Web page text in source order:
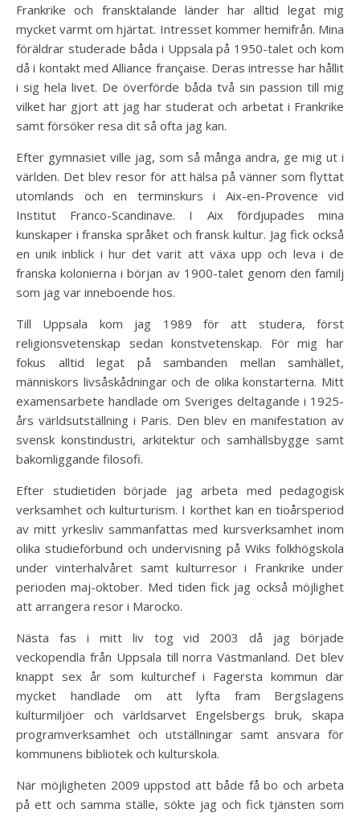
Frankrike och fransktalande länder har alltid legat mig
mycket varmt om hjärtat. Intresset kommer hemifrån. Mina
föräldrar studerade båda i Uppsala på 1950-talet och kom
då i kontakt med Alliance française. Deras intresse har hållit
i sig hela livet. De överförde båda två sin passion till mig
vilket har gjort att jag har studerat och arbetat i Frankrike
samt försöker resa dit så ofta jag kan.
Efter gymnasiet ville jag, som så många andra, ge mig ut i
världen. Det blev resor för att hälsa på vänner som flyttat
utomlands och en terminskurs i Aix-en-Provence vid
Institut Franco-Scandinave. I Aix fördjupades mina
kunskaper i franska språket och fransk kultur. Jag fick också
en unik inblick i hur det varit att växa upp och leva i de
franska kolonierna i början av 1900-talet genom den familj
som jag var inneboende hos.
Till Uppsala kom jag 1989 för att studera, först
religionsvetenskap sedan konstvetenskap. För mig har
fokus alltid legat på sambanden mellan samhället,
människors livsåskådningar och de olika konstarterna. Mitt
examensarbete handlade om Sveriges deltagande i 1925-
års världsutställning i Paris. Den blev en manifestation av
svensk konstindustri, arkitektur och samhällsbygge samt
bakomliggande filosofi.
Efter studietiden började jag arbeta med pedagogisk
verksamhet och kulturturism. I korthet kan en tioårsperiod
av mitt yrkesliv sammanfattas med kursverksamhet inom
olika studieförbund och undervisning på Wiks folkhögskola
under vinterhalvåret samt kulturresor i Frankrike under
perioden maj-oktober. Med tiden fick jag också möjlighet
att arrangera resor i Marocko.
Nästa fas i mitt liv tog vid 2003 då jag började
veckopendla från Uppsala till norra Västmanland. Det blev
knappt sex år som kulturchef i Fagersta kommun där
mycket handlade om att lyfta fram Bergslagens
kulturmiljöer och världsarvet Engelsbergs bruk, skapa
programverksamhet och utställningar samt ansvara för
kommunens bibliotek och kulturskola.
När möjligheten 2009 uppstod att både få bo och arbeta
på ett och samma ställe, sökte jag och fick tjänsten som